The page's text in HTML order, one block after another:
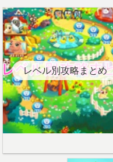
レベル別攻略まとめ